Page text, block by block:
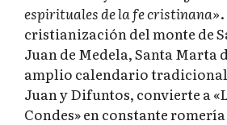
espirituales de la fe cristinana»
cristianización del monte de
Juan de Medela, Santa Marta
amplio calendario tradicional
Juan y Difuntos, convierte a
Condes» en constante